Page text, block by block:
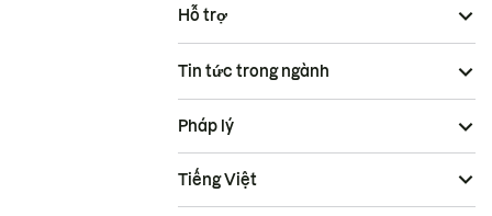
Hỗ trợ
Tin tức trong ngành
Pháp lý
Tiếng Việt